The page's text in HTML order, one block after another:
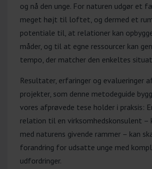
faciliterende
virksomhedskonsulent)
Magistratsafdelingen for
Forhold og Beskæftigelse i
Kommune. Centret arbejder
uddannelses- og
beskæftigelsesrettede
aktivitetsparate unge under 30
unge under 30 år, der deltager i
og nå den unge. For naturen udgør et
meget højt til loftet, og dermed et
potentiale til, at relationer kan
måder, og til at egne ressourcer kan
tempo, der matcher den enkeltes
Resultater, erfaringer og evalueringer
projekter, som denne metodeguide
vores afprøvede tese holder i praksis:
relation til en virksomhedskonsulent –
med naturens givende rammer – kan
forandring for udsatte unge med
udfordringer.